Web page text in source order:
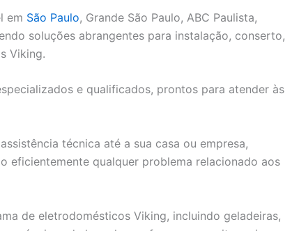
em São Paulo, Grande São Paulo, ABC Paulista,
soluções abrangentes para instalação, conserto,
Viking.
e qualificados, prontos para atender às
técnica até a sua casa ou empresa,
eficientemente qualquer problema relacionado aos
de eletrodomésticos Viking, incluindo geladeiras,